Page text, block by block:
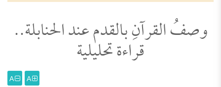
وصفُ القرآنِ بالقدم عند الحنابلة..
قراءة تحليلية
A
A